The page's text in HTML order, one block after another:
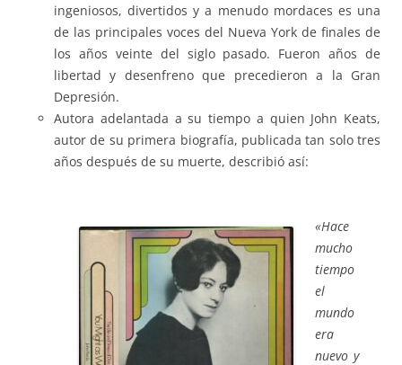
ingeniosos, divertidos y a menudo mordaces es una
de las principales voces del Nueva York de finales de
los años veinte del siglo pasado. Fueron años de
libertad y desenfreno que precedieron a la Gran
Depresión.
Autora adelantada a su tiempo a quien John Keats,
autor de su primera biografía, publicada tan solo tres
años después de su muerte, describió así:
«Hace
mucho
tiempo
el
mundo
era
nuevo y